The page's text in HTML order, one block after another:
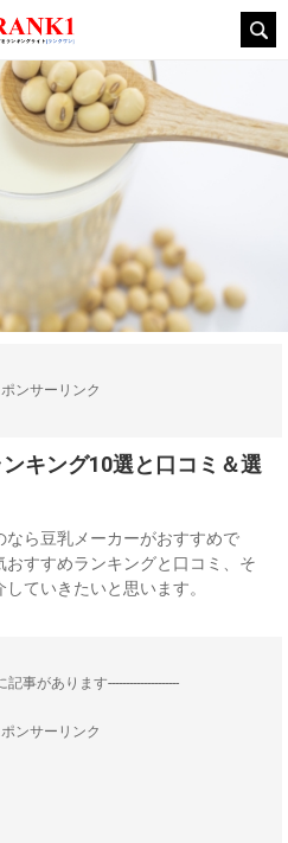
ンサーリンク
キング10選と口コミ＆選
ら豆乳メーカーがおすすめで
すすめランキングと口コミ、そ
ていきたいと思います。
記事があります--------------------
ンサーリンク